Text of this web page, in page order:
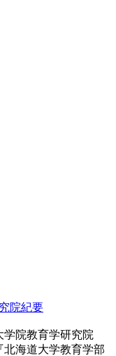
院紀要
学院教育学研究院
北海道大学教育学部